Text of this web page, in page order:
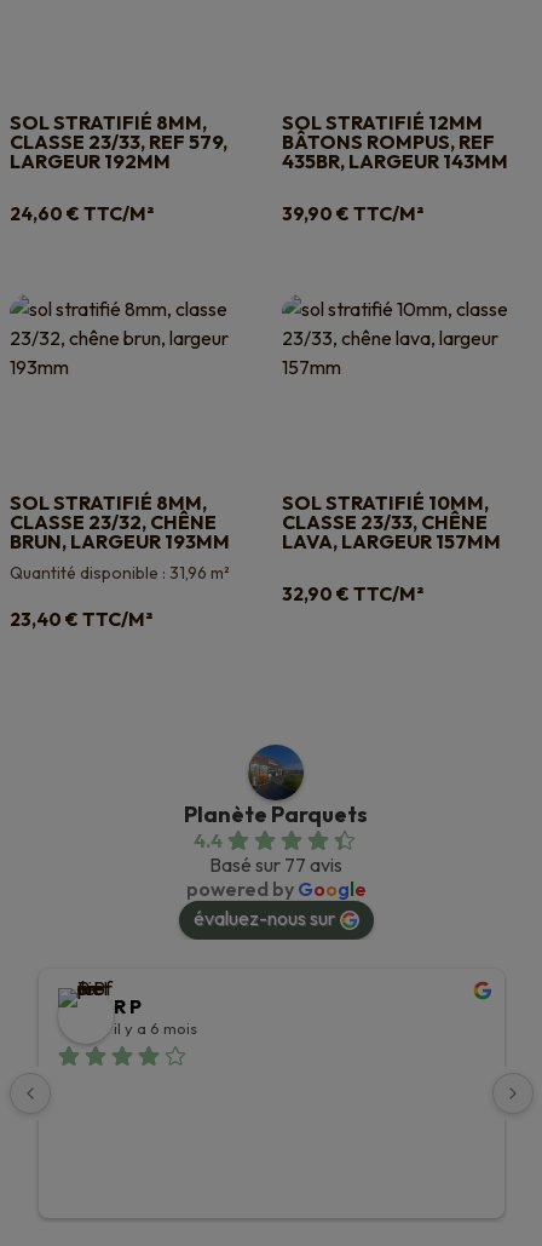
SOL STRATIFIÉ 8MM,
CLASSE 23/33, REF 579,
LARGEUR 192MM
24,60 € TTC/M²
SOL STRATIFIÉ 12MM
BÂTONS ROMPUS, REF
435BR, LARGEUR 143MM
39,90 € TTC/M²
SOL STRATIFIÉ 8MM,
CLASSE 23/32, CHÊNE
BRUN, LARGEUR 193MM
Quantité disponible : 31,96 m²
23,40 € TTC/M²
SOL STRATIFIÉ 10MM,
CLASSE 23/33, CHÊNE
LAVA, LARGEUR 157MM
32,90 € TTC/M²
Planète Parquets
4.4
Basé sur 77 avis
powered by Google
évaluez-nous sur
R P
il y a 6 mois